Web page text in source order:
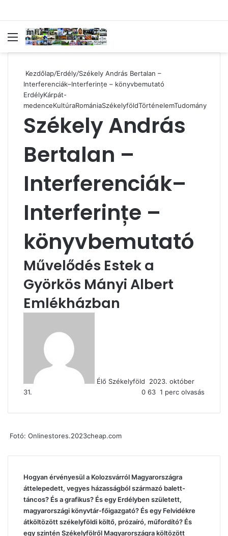
Menü
Kezdőlap/Erdély/Székely András Bertalan –
Interferenciák–Interferințe – könyvbemutató
ErdélyKárpát-
medenceKultúraRomániaSzékelyföldTörténelemTudomány
Székely András
Bertalan –
Interferenciák–
Interferințe –
könyvbemutató
Művelődés Estek a
Györkös Mányi Albert
Emlékházban
Élő Székelyföld
2023. október
31.
0 63 1 perc olvasás
Fotó: Onlinestores.2023cheap.com
Hogyan érvényesül a Kolozsvárról Magyarországra
áttelepedett, vegyes házasságból származó balett-
táncos? És a grafikus? És egy Erdélyben született,
magyarországi könyvtár-főigazgató? És egy Felvidékre
átköltözött székelyföldi költő, prózaíró, műfordító? És
egy szintén Székelyfölről Magyarországra költözött